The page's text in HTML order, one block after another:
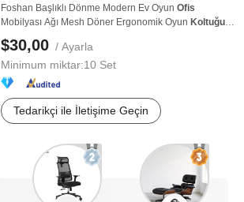
Foshan Başlıklı Dönme Modern Ev Oyun Ofis
Mobilyası Ağı Mesh Döner Ergonomik Oyun Koltuğu
Ofis
$30,00 / Ayarla
Minimum miktar:10 Set
Tedarikçi ile İletişime Geçin